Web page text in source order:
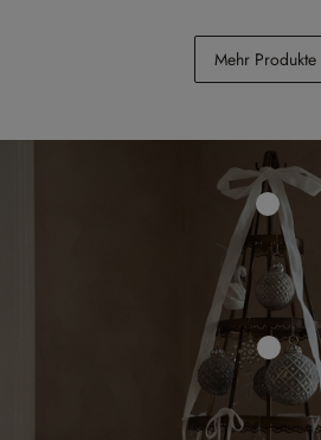
Mehr Produkte